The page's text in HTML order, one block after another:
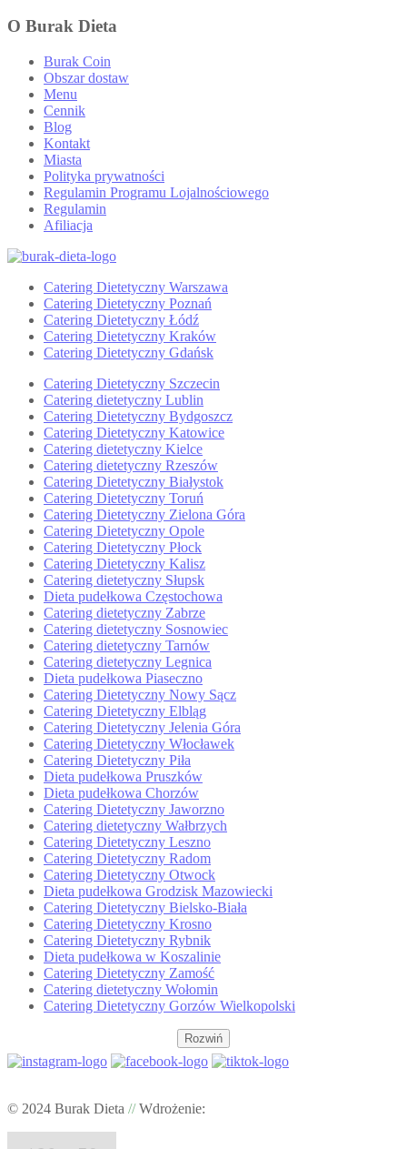
O Burak Dieta
Burak Coin
Obszar dostaw
Menu
Cennik
Blog
Kontakt
Miasta
Polityka prywatności
Regulamin Programu Lojalnościowego
Regulamin
Afiliacja
Catering Dietetyczny Warszawa
Catering Dietetyczny Poznań
Catering Dietetyczny Łódź
Catering Dietetyczny Kraków
Catering Dietetyczny Gdańsk
Catering Dietetyczny Szczecin
Catering dietetyczny Lublin
Catering Dietetyczny Bydgoszcz
Catering Dietetyczny Katowice
Catering dietetyczny Kielce
Catering dietetyczny Rzeszów
Catering Dietetyczny Białystok
Catering Dietetyczny Toruń
Catering Dietetyczny Zielona Góra
Catering Dietetyczny Opole
Catering Dietetyczny Płock
Catering Dietetyczny Kalisz
Catering dietetyczny Słupsk
Dieta pudełkowa Częstochowa
Catering dietetyczny Zabrze
Catering dietetyczny Sosnowiec
Catering dietetyczny Tarnów
Catering dietetyczny Legnica
Dieta pudełkowa Piaseczno
Catering Dietetyczny Nowy Sącz
Catering Dietetyczny Elbląg
Catering Dietetyczny Jelenia Góra
Catering Dietetyczny Włocławek
Catering Dietetyczny Piła
Dieta pudełkowa Pruszków
Dieta pudełkowa Chorzów
Catering Dietetyczny Jaworzno
Catering dietetyczny Wałbrzych
Catering Dietetyczny Leszno
Catering Dietetyczny Radom
Catering Dietetyczny Otwock
Dieta pudełkowa Grodzisk Mazowiecki
Catering Dietetyczny Bielsko-Biała
Catering Dietetyczny Krosno
Catering Dietetyczny Rybnik
Dieta pudełkowa w Koszalinie
Catering Dietetyczny Zamość
Catering dietetyczny Wołomin
Catering Dietetyczny Gorzów Wielkopolski
Rozwiń
© 2024 Burak Dieta //Wdrożenie: